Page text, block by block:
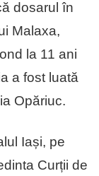
dosarul în
Malaxa,
la 11 ani
a fost luată
Opăriuc.
Iași, pe
Curții de